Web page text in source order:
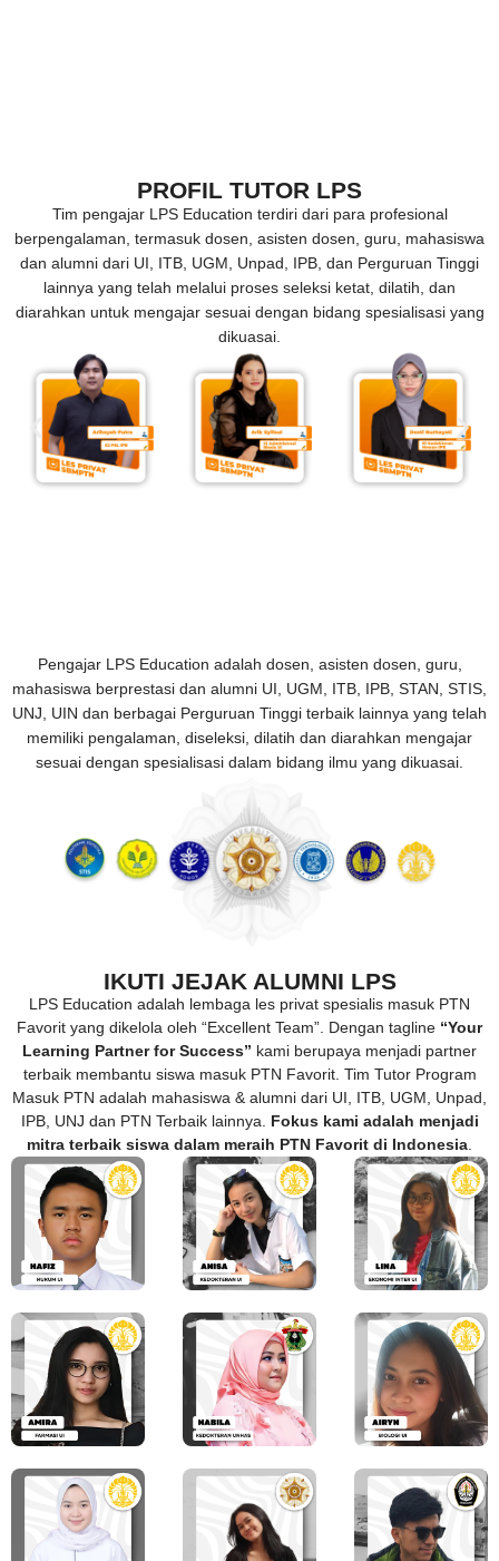
PROFIL TUTOR LPS
Tim pengajar LPS Education terdiri dari para profesional
berpengalaman, termasuk dosen, asisten dosen, guru, mahasiswa
dan alumni dari UI, ITB, UGM, Unpad, IPB, dan Perguruan Tinggi
lainnya yang telah melalui proses seleksi ketat, dilatih, dan
diarahkan untuk mengajar sesuai dengan bidang spesialisasi yang
dikuasai.
Pengajar LPS Education adalah dosen, asisten dosen, guru,
mahasiswa berprestasi dan alumni UI, UGM, ITB, IPB, STAN, STIS,
UNJ, UIN dan berbagai Perguruan Tinggi terbaik lainnya yang telah
memiliki pengalaman, diseleksi, dilatih dan diarahkan mengajar
sesuai dengan spesialisasi dalam bidang ilmu yang dikuasai.
IKUTI JEJAK ALUMNI LPS
LPS Education adalah lembaga les privat spesialis masuk PTN
Favorit yang dikelola oleh “Excellent Team”. Dengan tagline “Your
Learning Partner for Success” kami berupaya menjadi partner
terbaik membantu siswa masuk PTN Favorit. Tim Tutor Program
Masuk PTN adalah mahasiswa & alumni dari UI, ITB, UGM, Unpad,
IPB, UNJ dan PTN Terbaik lainnya. Fokus kami adalah menjadi
mitra terbaik siswa dalam meraih PTN Favorit di Indonesia